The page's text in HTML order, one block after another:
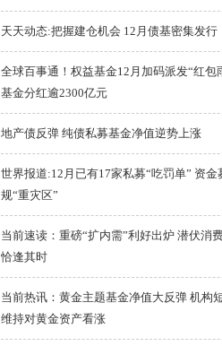
天天动态:把握建仓机会 12月债基密集发行
全球百事通！权益基金12月加码派发“红包
基金分红逾2300亿元
地产债反弹 纯债私募基金净值逆势上涨
世界报道:12月已有17家私募“吃罚单” 资金
规“重灾区”
当前速读：重磅“扩内需”利好出炉 潜伏消
恰逢其时
当前热讯：黄金主题基金净值大反弹 机构
维持对黄金资产看涨